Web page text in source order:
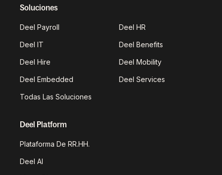
Soluciones
Deel Payroll Deel HR
Deel IT Deel Benefits
Deel Hire Deel Mobility
Deel Embedded Deel Services
Todas Las Soluciones
Deel Platform
Plataforma De RR.HH.
Deel AI